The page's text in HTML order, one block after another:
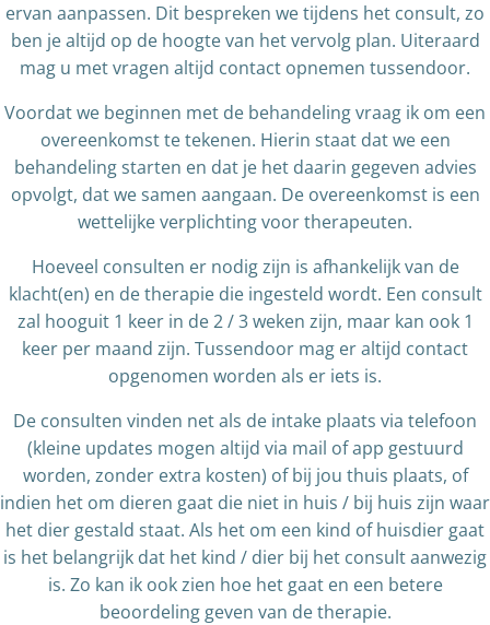
ervan aanpassen. Dit bespreken we tijdens het consult, zo
ben je altijd op de hoogte van het vervolg plan. Uiteraard
mag u met vragen altijd contact opnemen tussendoor.
Voordat we beginnen met de behandeling vraag ik om een
overeenkomst te tekenen. Hierin staat dat we een
behandeling starten en dat je het daarin gegeven advies
opvolgt, dat we samen aangaan. De overeenkomst is een
wettelijke verplichting voor therapeuten.
Hoeveel consulten er nodig zijn is afhankelijk van de
klacht(en) en de therapie die ingesteld wordt. Een consult
zal hooguit 1 keer in de 2 / 3 weken zijn, maar kan ook 1
keer per maand zijn. Tussendoor mag er altijd contact
opgenomen worden als er iets is.
De consulten vinden net als de intake plaats via telefoon
(kleine updates mogen altijd via mail of app gestuurd
worden, zonder extra kosten) of bij jou thuis plaats, of
indien het om dieren gaat die niet in huis / bij huis zijn waar
het dier gestald staat. Als het om een kind of huisdier gaat
is het belangrijk dat het kind / dier bij het consult aanwezig
is. Zo kan ik ook zien hoe het gaat en een betere
beoordeling geven van de therapie.